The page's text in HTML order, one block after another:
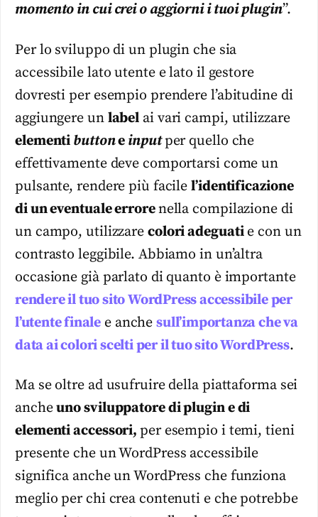
momento in cui crei o aggiorni i tuoi plugin”.
Per lo sviluppo di un plugin che sia
accessibile lato utente e lato il gestore
dovresti per esempio prendere l’abitudine di
aggiungere un label ai vari campi, utilizzare
elementi buttone inputper quello che
effettivamente deve comportarsi come un
pulsante, rendere più facilel’identificazione
di un eventuale errorenella compilazione di
un campo, utilizzare colori adeguatie con un
contrasto leggibile. Abbiamo in un’altra
occasione già parlato di quanto è importante
rendere il tuo sito WordPress accessibile per
l’utente finale e anchesull’importanza che va
data ai colori scelti per il tuo sito WordPress.
Ma se oltre ad usufruire della piattaforma sei
ancheuno sviluppatore di plugin e di
elementi accessori, per esempio i temi, tieni
presente che un WordPress accessibile
significa anche un WordPress che funziona
meglio per chi crea contenuti e che potrebbe